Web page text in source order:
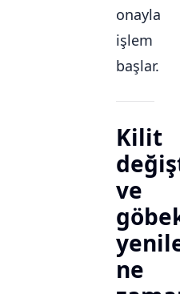
onayla
işlem
başlar.
Kilit
ve
ne